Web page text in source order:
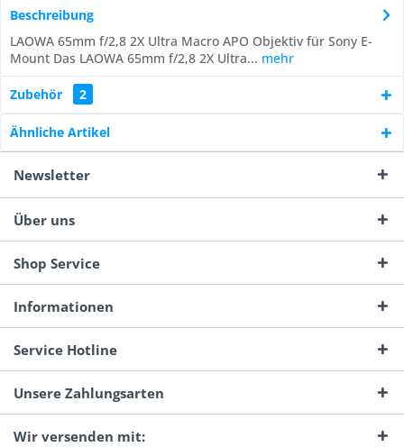
Beschreibung
LAOWA 65mm f/2,8 2X Ultra Macro APO Objektiv für Sony E-
Mount Das LAOWA 65mm f/2,8 2X Ultra... mehr
Zubehör 2
Ähnliche Artikel
Newsletter
Über uns
Shop Service
Informationen
Service Hotline
Unsere Zahlungsarten
Wir versenden mit: